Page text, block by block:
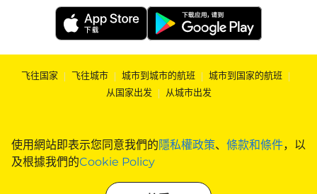
使用網站即表示您同意我們的隱私權政策、 條款和條件，以
及根據我們的Cookie Policy
飞往国家 | 飞往城市 | 城市到城市的航班 | 城市到国家的航班 |
从国家出发 | 从城市出发